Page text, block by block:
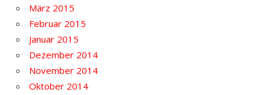
März 2015
Februar 2015
Januar 2015
Dezember 2014
November 2014
Oktober 2014